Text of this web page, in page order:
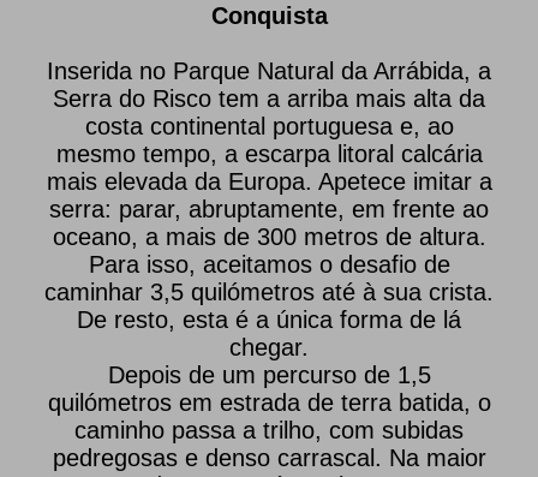
Conquista
Inserida no Parque Natural da Arrábida, a
Serra do Risco tem a arriba mais alta da
costa continental portuguesa e, ao
mesmo tempo, a escarpa litoral calcária
mais elevada da Europa. Apetece imitar a
serra: parar, abruptamente, em frente ao
oceano, a mais de 300 metros de altura.
Para isso, aceitamos o desafio de
caminhar 3,5 quilómetros até à sua crista.
De resto, esta é a única forma de lá
chegar.
Depois de um percurso de 1,5
quilómetros em estrada de terra batida, o
caminho passa a trilho, com subidas
pedregosas e denso carrascal. Na maior